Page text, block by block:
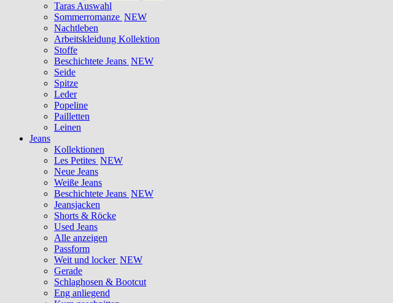
Taras Auswahl
Sommerromanze NEW
Nachtleben
Arbeitskleidung Kollektion
Stoffe
Beschichtete Jeans NEW
Seide
Spitze
Leder
Popeline
Pailletten
Leinen
Jeans
Kollektionen
Les Petites NEW
Neue Jeans
Weiße Jeans
Beschichtete Jeans NEW
Jeansjacken
Shorts & Röcke
Used Jeans
Alle anzeigen
Passform
Weit und locker NEW
Gerade
Schlaghosen & Bootcut
Eng anliegend